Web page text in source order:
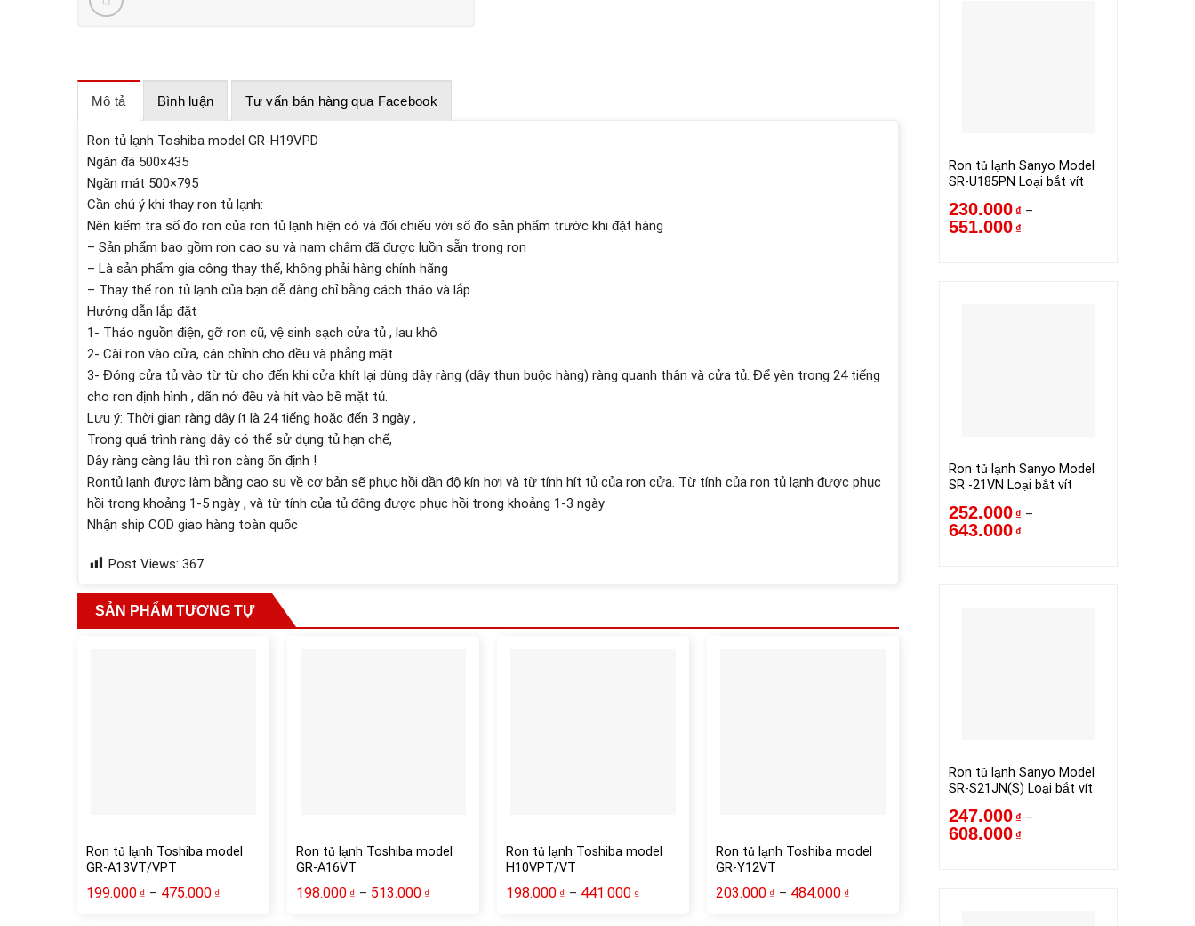
Ron tủ lạnh Sanyo Model
SR-U185PN Loại bắt vít
230.000 ₫ –
551.000 ₫
Ron tủ lạnh Sanyo Model
SR -21VN Loại bắt vít
252.000 ₫ –
643.000 ₫
Ron tủ lạnh Sanyo Model
SR-S21JN(S) Loại bắt vít
247.000 ₫ –
608.000 ₫
Mô tả Bình luận Tư vấn bán hàng qua Facebook
Ron tủ lạnh Toshiba model GR-H19VPD
Ngăn đá 500×435
Ngăn mát 500×795
Cần chú ý khi thay ron tủ lạnh:
Nên kiểm tra số đo ron của ron tủ lạnh hiện có và đối chiếu với số đo sản phẩm trước khi đặt hàng
– Sản phẩm bao gồm ron cao su và nam châm đã được luồn sẵn trong ron
– Là sản phẩm gia công thay thế, không phải hàng chính hãng
– Thay thế ron tủ lạnh của bạn dễ dàng chỉ bằng cách tháo và lắp
Hướng dẫn lắp đặt
1- Tháo nguồn điện, gỡ ron cũ, vệ sinh sạch cửa tủ , lau khô
2- Cài ron vào cửa, cân chỉnh cho đều và phẳng mặt .
3- Đóng cửa tủ vào từ từ cho đến khi cửa khít lại dùng dây ràng (dây thun buộc hàng) ràng quanh thân và cửa tủ. Để yên trong 24 tiếng
cho ron định hình , dãn nở đều và hít vào bề mặt tủ.
Lưu ý: Thời gian ràng dây ít là 24 tiếng hoặc đến 3 ngày ,
Trong quá trình ràng dây có thể sử dụng tủ hạn chế,
Dây ràng càng lâu thì ron càng ổn định !
Rontủ lạnh được làm bằng cao su về cơ bản sẽ phục hồi dần độ kín hơi và từ tính hít tủ của ron cửa. Từ tính của ron tủ lạnh được phục
hồi trong khoảng 1-5 ngày , và từ tính của tủ đông được phục hồi trong khoảng 1-3 ngày
Nhận ship COD giao hàng toàn quốc
Post Views: 367
SẢN PHẨM TƯƠNG TỰ
Ron tủ lạnh Toshiba model
GR-A13VT/VPT
199.000 ₫ – 475.000 ₫
Ron tủ lạnh Toshiba model
GR-A16VT
198.000 ₫ – 513.000 ₫
Ron tủ lạnh Toshiba model
H10VPT/VT
198.000 ₫ – 441.000 ₫
Ron tủ lạnh Toshiba model
GR-Y12VT
203.000 ₫ – 484.000 ₫